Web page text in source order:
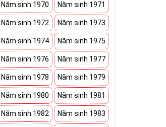
Năm sinh 1970 Năm sinh 1971
Năm sinh 1972 Năm sinh 1973
Năm sinh 1974 Năm sinh 1975
Năm sinh 1976 Năm sinh 1977
Năm sinh 1978 Năm sinh 1979
Năm sinh 1980 Năm sinh 1981
Năm sinh 1982 Năm sinh 1983